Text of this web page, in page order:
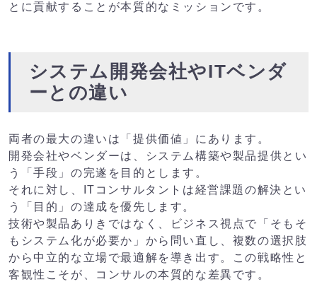
とに貢献することが本質的なミッションです。
システム開発会社やITベンダ
ーとの違い
両者の最大の違いは「提供価値」にあります。
開発会社やベンダーは、システム構築や製品提供とい
う「手段」の完遂を目的とします。
それに対し、ITコンサルタントは経営課題の解決とい
う「目的」の達成を優先します。
技術や製品ありきではなく、ビジネス視点で「そもそ
もシステム化が必要か」から問い直し、複数の選択肢
から中立的な立場で最適解を導き出す。この戦略性と
客観性こそが、コンサルの本質的な差異です。